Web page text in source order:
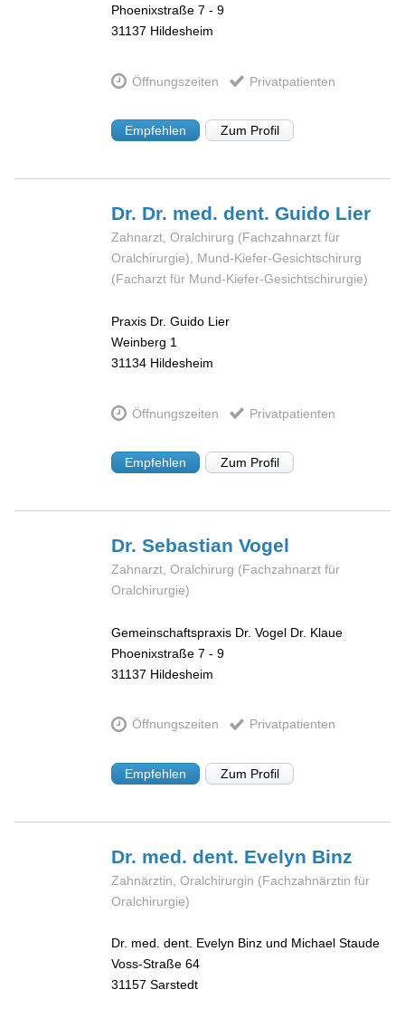
Phoenixstraße 7 - 9
31137 Hildesheim
Öffnungszeiten Privatpatienten
Empfehlen Zum Profil
Dr. Dr. med. dent. Guido Lier
Zahnarzt, Oralchirurg (Fachzahnarzt für
Oralchirurgie), Mund-Kiefer-Gesichtschirurg
(Facharzt für Mund-Kiefer-Gesichtschirurgie)
Praxis Dr. Guido Lier
Weinberg 1
31134 Hildesheim
Öffnungszeiten Privatpatienten
Empfehlen Zum Profil
Dr. SebastianVogel
Zahnarzt, Oralchirurg (Fachzahnarzt für
Oralchirurgie)
Gemeinschaftspraxis Dr. Vogel Dr. Klaue
Phoenixstraße 7 - 9
31137 Hildesheim
Öffnungszeiten Privatpatienten
Empfehlen Zum Profil
Dr. med. dent. Evelyn Binz
Zahnärztin, Oralchirurgin (Fachzahnärztin für
Oralchirurgie)
Dr. med. dent. Evelyn Binz und Michael Staude
Voss-Straße 64
31157 Sarstedt